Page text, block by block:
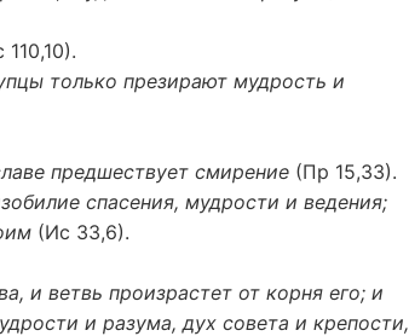
110,10).
только презирают мудрость и
предшествует смирение (Пр 15,33).
спасения, мудрости и ведения;
(Ис 33,6).
и ветвь произрастет от корня его; и
и разума, дух совета и крепости,